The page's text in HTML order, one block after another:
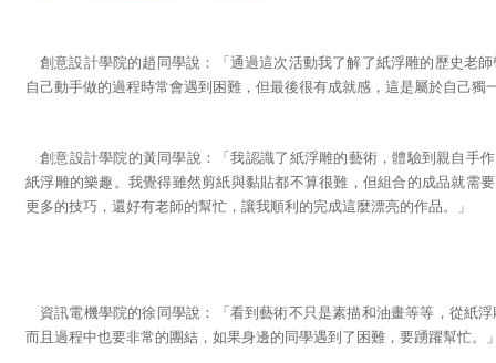
創意設計學院的趙同學說：「通過這次活動我了解了紙浮雕的歷史老
自己動手做的過程時常會遇到困難，但最後很有成就感，這是屬於自己獨
創意設計學院的黃同學說：「我認識了紙浮雕的藝術，體驗到親自手作
紙浮雕的樂趣。我覺得雖然剪紙與黏貼都不算很難，但組合的成品就需要
更多的技巧，還好有老師的幫忙，讓我順利的完成這麼漂亮的作品。」
資訊電機學院的徐同學說：「看到藝術不只是素描和油畫等等，從紙
而且過程中也要非常的團結，如果身邊的同學遇到了困難，要踴躍幫忙。